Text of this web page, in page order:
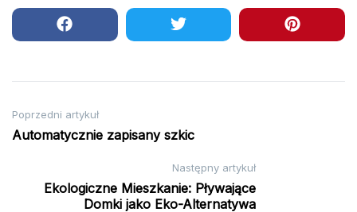
Nawigacja
wpisu
Poprzedni artykuł
Automatycznie zapisany szkic
Następny artykuł
Ekologiczne Mieszkanie: Pływające
Domki jako Eko-Alternatywa